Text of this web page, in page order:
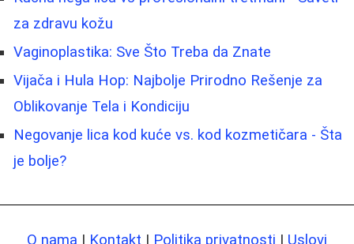
za zdravu kožu
Vaginoplastika: Sve Što Treba da Znate
Vijača i Hula Hop: Najbolje Prirodno Rešenje za
Oblikovanje Tela i Kondiciju
Negovanje lica kod kuće vs. kod kozmetičara - Šta
je bolje?
O nama | Kontakt | Politika privatnosti | Uslovi